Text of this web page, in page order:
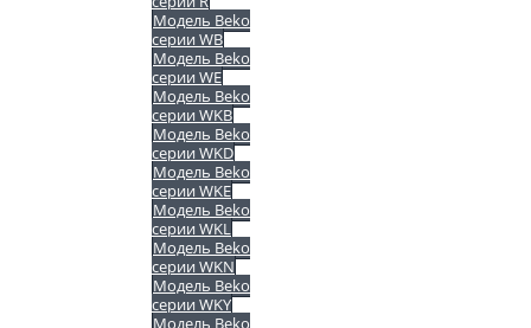
Модель Beko
серии WB
Модель Beko
серии WE
Модель Beko
серии WKB
Модель Beko
серии WKD
Модель Beko
серии WKE
Модель Beko
серии WKL
Модель Beko
серии WKN
Модель Beko
серии WKY
Модель Beko